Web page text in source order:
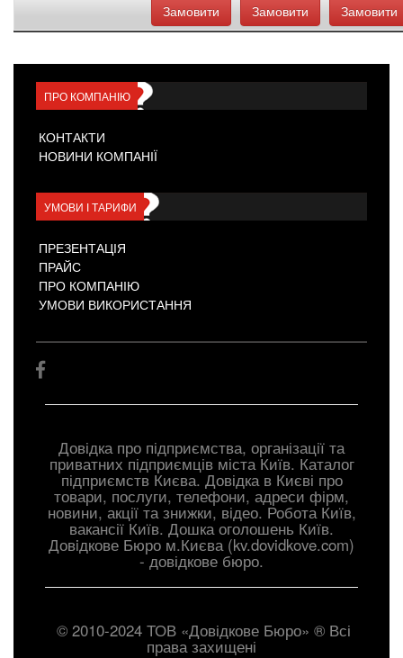
Замовити
Замовити Замовити
ПРО КОМПАНІЮ
КОНТАКТИ
НОВИНИ КОМПАНІЇ
УМОВИ І ТАРИФИ
ПРЕЗЕНТАЦІЯ
ПРАЙС
ПРО КОМПАНІЮ
УМОВИ ВИКОРИСТАННЯ
Довідка про підприємства, організації та
приватних підприємців міста Київ. Каталог
підприємств Києва. Довідка в Києві про
товари, послуги, телефони, адреси фірм,
новини, акції та знижки, відео. Робота Київ,
вакансії Київ. Дошка оголошень Київ.
Довiдкове Бюро м.Києва (kv.dovidkove.com)
- довідкове бюро.
© 2010-2024 ТОВ «Довідкове Бюро» ® Всі
права захищені